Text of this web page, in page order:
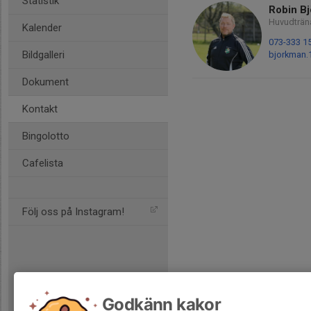
Kalender
Bildgalleri
Dokument
Kontakt
Bingolotto
Cafelista
Följ oss på Instagram!
Robin
073-333
Godkänn kakor